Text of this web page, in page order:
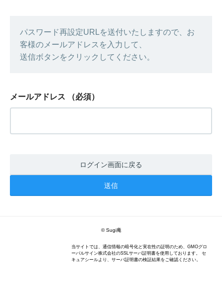
パスワード再設定URLを送付いたしますので、お
客様のメールアドレスを入力して、
送信ボタンをクリックしてください。
メールアドレス （必須）
ログイン画面に戻る
© Sugi庵
当サイトでは、通信情報の暗号化と実在性の証明のため、GMOグロ
ーバルサイン株式会社のSSLサーバ証明書を使用しております。 セ
キュアシールより、サーバ証明書の検証結果をご確認ください。